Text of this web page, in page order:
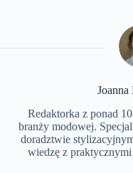
Joanna
Redaktorka z ponad
branży modowej.
doradztwie
wiedzę z